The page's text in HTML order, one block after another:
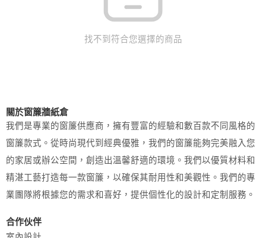
找不到符合您選擇的商品
關於窗簾牆紙倉
我們是專業的窗簾供應商，擁有豐富的經驗和數百款不同風格的
窗簾款式。從時尚現代到經典優雅，我們的窗簾能夠完美融入您
的家居或辦公空間，創造出溫馨舒適的環境。我們以優質材料和
精湛工藝打造每一款窗簾，以確保其耐用性和美觀性。我們的專
業團隊將根據您的需求和喜好，提供個性化的設計和定制服務。
合作伙伴